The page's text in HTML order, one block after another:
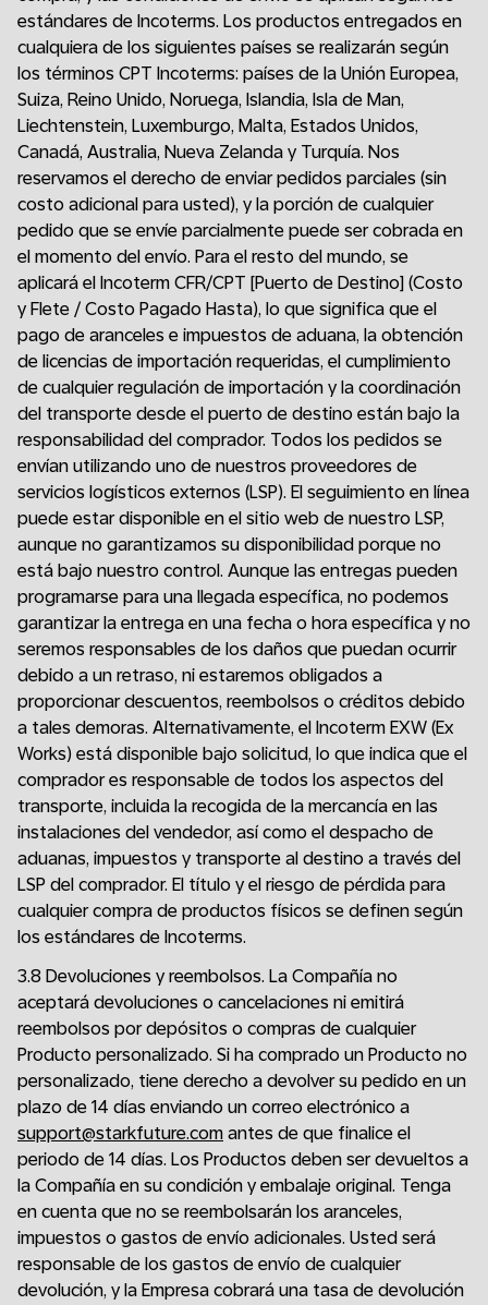
estándares de Incoterms. Los productos entregados en
cualquiera de los siguientes países se realizarán según
los términos CPT Incoterms: países de la Unión Europea,
Suiza, Reino Unido, Noruega, Islandia, Isla de Man,
Liechtenstein, Luxemburgo, Malta, Estados Unidos,
Canadá, Australia, Nueva Zelanda y Turquía. Nos
reservamos el derecho de enviar pedidos parciales (sin
costo adicional para usted), y la porción de cualquier
pedido que se envíe parcialmente puede ser cobrada en
el momento del envío. Para el resto del mundo, se
aplicará el Incoterm CFR/CPT [Puerto de Destino] (Costo
y Flete / Costo Pagado Hasta), lo que significa que el
pago de aranceles e impuestos de aduana, la obtención
de licencias de importación requeridas, el cumplimiento
de cualquier regulación de importación y la coordinación
del transporte desde el puerto de destino están bajo la
responsabilidad del comprador. Todos los pedidos se
envían utilizando uno de nuestros proveedores de
servicios logísticos externos (LSP). El seguimiento en línea
puede estar disponible en el sitio web de nuestro LSP,
aunque no garantizamos su disponibilidad porque no
está bajo nuestro control. Aunque las entregas pueden
programarse para una llegada específica, no podemos
garantizar la entrega en una fecha o hora específica y no
seremos responsables de los daños que puedan ocurrir
debido a un retraso, ni estaremos obligados a
proporcionar descuentos, reembolsos o créditos debido
a tales demoras. Alternativamente, el Incoterm EXW (Ex
Works) está disponible bajo solicitud, lo que indica que el
comprador es responsable de todos los aspectos del
transporte, incluida la recogida de la mercancía en las
instalaciones del vendedor, así como el despacho de
aduanas, impuestos y transporte al destino a través del
LSP del comprador. El título y el riesgo de pérdida para
cualquier compra de productos físicos se definen según
los estándares de Incoterms.
3.8 Devoluciones y reembolsos. La Compañía no
aceptará devoluciones o cancelaciones ni emitirá
reembolsos por depósitos o compras de cualquier
Producto personalizado. Si ha comprado un Producto no
personalizado, tiene derecho a devolver su pedido en un
plazo de 14 días enviando un correo electrónico a
support@starkfuture.com antes de que finalice el
periodo de 14 días. Los Productos deben ser devueltos a
la Compañía en su condición y embalaje original. Tenga
en cuenta que no se reembolsarán los aranceles,
impuestos o gastos de envío adicionales. Usted será
responsable de los gastos de envío de cualquier
devolución, y la Empresa cobrará una tasa de devolución